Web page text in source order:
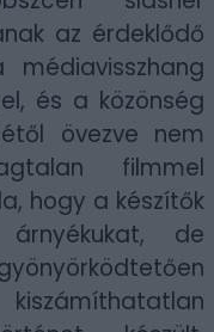
az érdeklődő
és a közönség
övezve nem
filmmel
hogy a készítők
, de